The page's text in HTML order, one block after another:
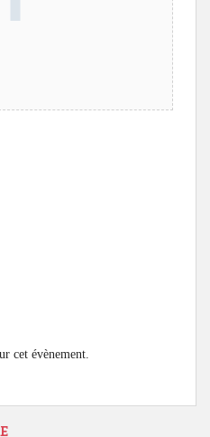
cet évènement.